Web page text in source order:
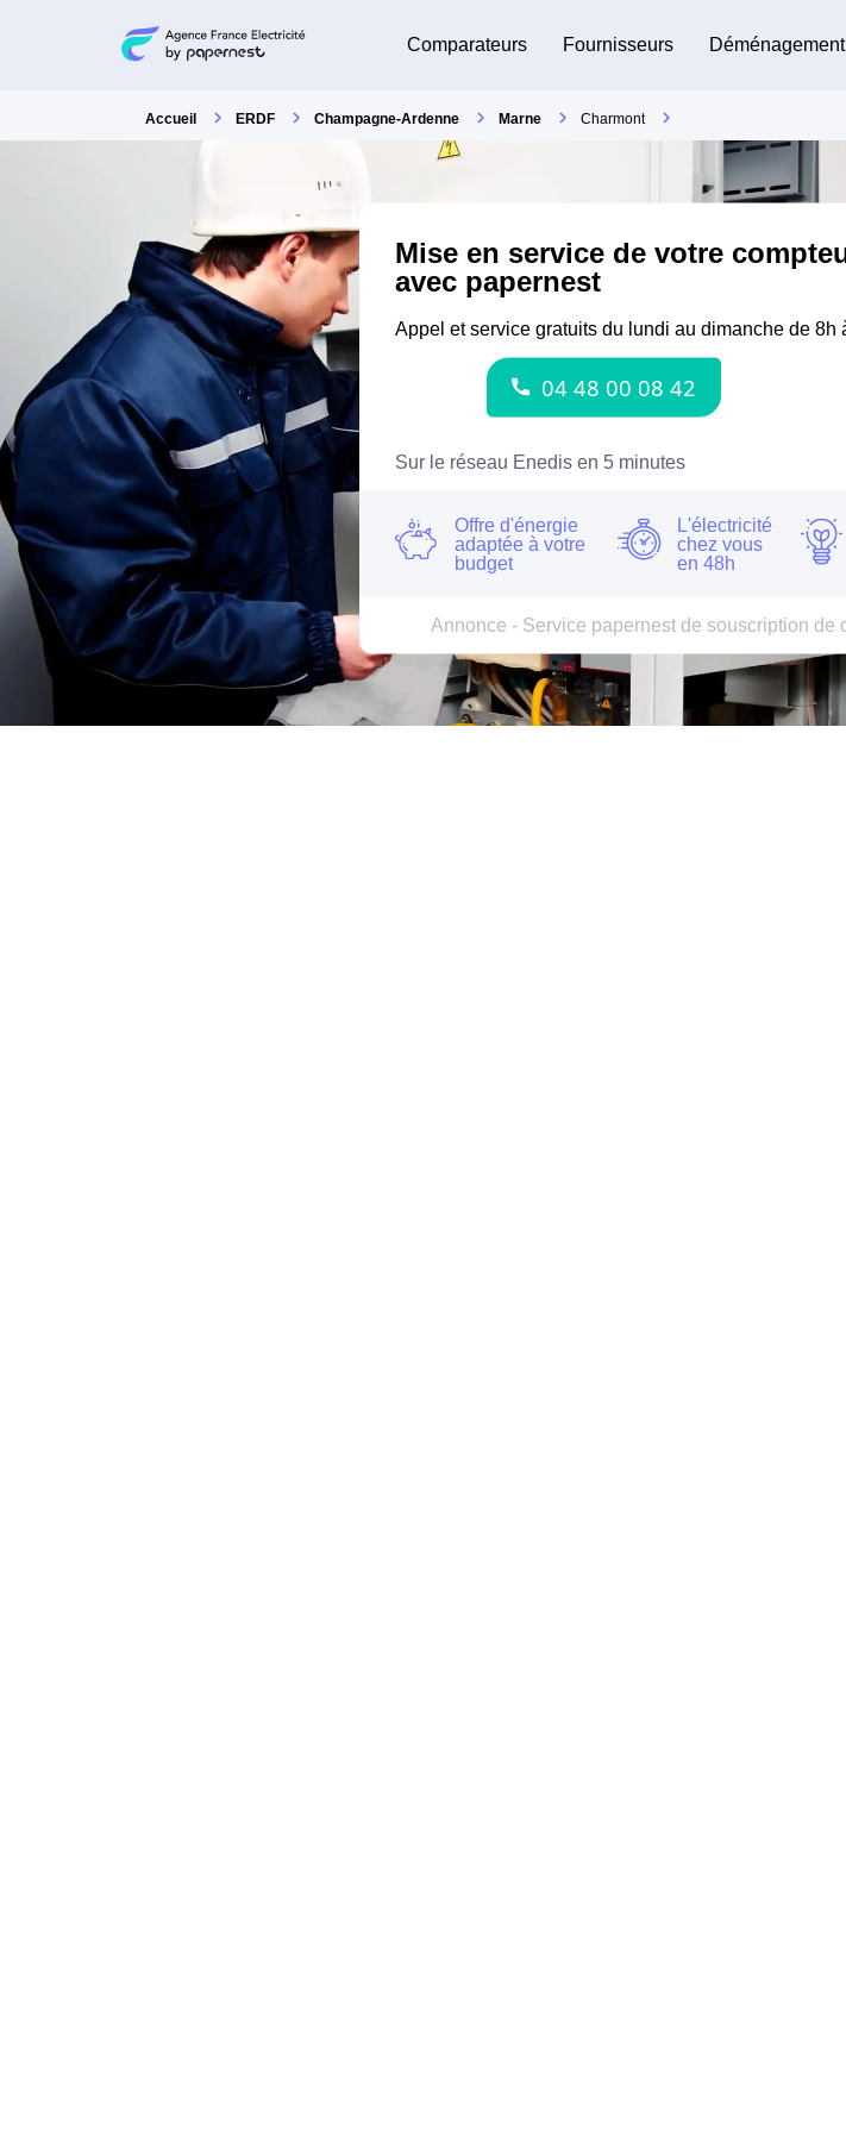
Comparateurs Fournisseurs Déménagement
Accueil ERDF Champagne-Ardenne Marne Charmont